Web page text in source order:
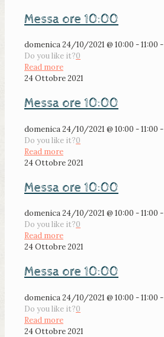
Messa ore 10:00
domenica 24/10/2021 @ 10:00 - 11:00 -
Do you like it?0
Read more
24 Ottobre 2021
Messa ore 10:00
domenica 24/10/2021 @ 10:00 - 11:00 -
Do you like it?0
Read more
24 Ottobre 2021
Messa ore 10:00
domenica 24/10/2021 @ 10:00 - 11:00 -
Do you like it?0
Read more
24 Ottobre 2021
Messa ore 10:00
domenica 24/10/2021 @ 10:00 - 11:00 -
Do you like it?0
Read more
24 Ottobre 2021